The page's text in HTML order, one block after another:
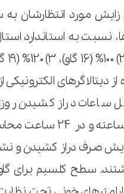
زایش مورد انتظارشان
نسبت به استاندارد
اخور
ساعات دراز کشیدن
تا 21 روز قبل از زایش صرف